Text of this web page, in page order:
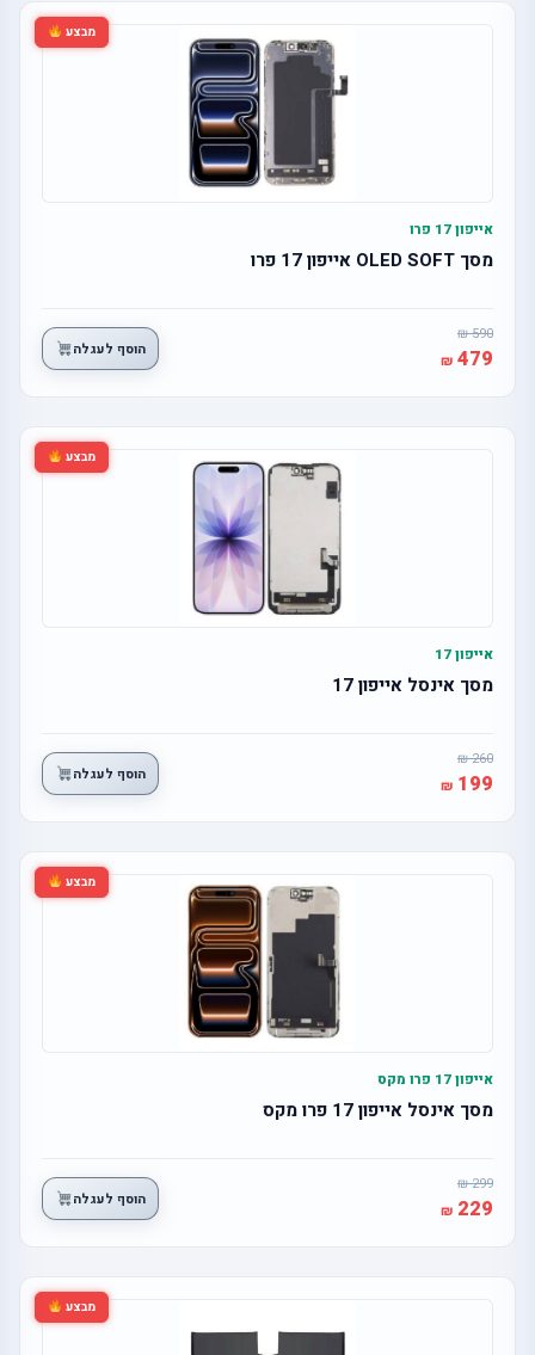
מבצע
אייפון 17 פרו
מסך OLED SOFT אייפון 17 פרו
590
479 הוסף לעגלה
מבצע
אייפון 17
מסך אינסל אייפון 17
260
199 הוסף לעגלה
מבצע
אייפון 17 פרו מקס
מסך אינסל אייפון 17 פרו מקס
299
229 הוסף לעגלה
מבצע